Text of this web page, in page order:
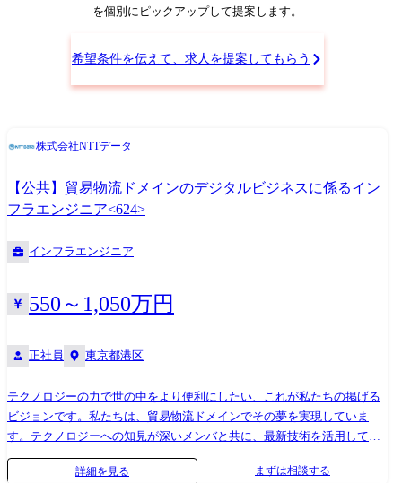
を個別にピックアップして提案します。
希望条件を伝えて、求人を提案してもらう
株式会社NTTデータ
【公共】貿易物流ドメインのデジタルビジネスに係るイン
フラエンジニア<624>
インフラエンジニア
550～1,050万円
正社員 東京都港区
テクノロジーの力で世の中をより便利にしたい、これが私たちの掲げる
ビジョンです。私たちは、貿易物流ドメインでその夢を実現していま
す。テクノロジーへの知見が深いメンバと共に、最新技術を活用して社
会にインパクトを与えたい仲間を求めています。 希望や職務経験に応
じ、以下の様なプロジェクトへアサインを行います。 (1)貿易物流のエコ
詳細を見る まずは相談する